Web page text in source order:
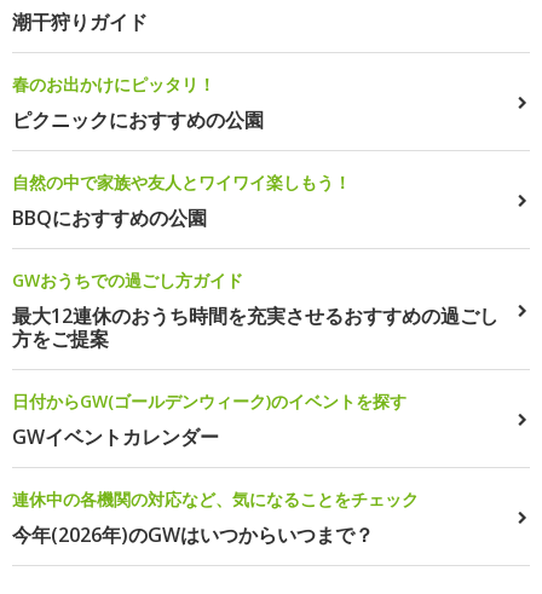
潮干狩りガイド
春のお出かけにピッタリ！
ピクニックにおすすめの公園
自然の中で家族や友人とワイワイ楽しもう！
BBQにおすすめの公園
GWおうちでの過ごし方ガイド
最大12連休のおうち時間を充実させるおすすめの過ごし
方をご提案
日付からGW(ゴールデンウィーク)のイベントを探す
GWイベントカレンダー
連休中の各機関の対応など、気になることをチェック
今年(2026年)のGWはいつからいつまで？